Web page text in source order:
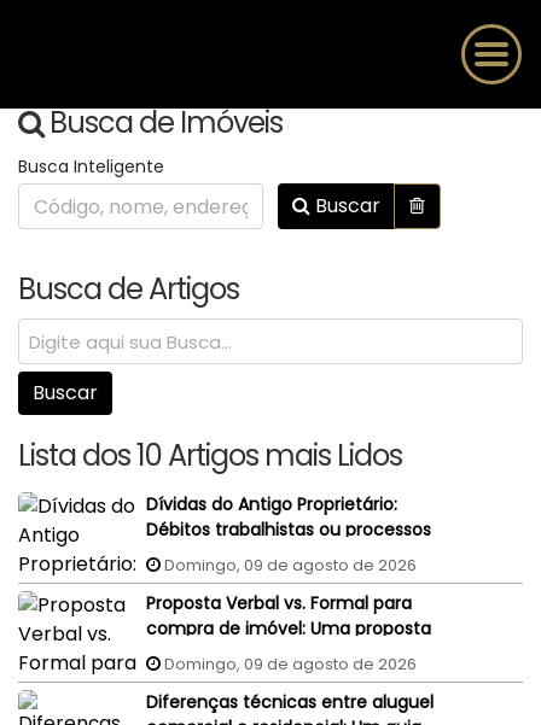
Busca de Imóveis
Busca Inteligente
Buscar
Busca de Artigos
Lista dos 10 Artigos mais Lidos
Dívidas do Antigo Proprietário:
Débitos trabalhistas ou processos
judiciais do vendedor podem
penhorar o imóvel recém-
comprado?
Domingo, 09 de agosto de 2026
Proposta Verbal vs. Formal para
compra de imóvel: Uma proposta
aceita por WhatsApp ou e-mail
tem validade jurídica?
Domingo, 09 de agosto de 2026
Diferenças técnicas entre aluguel